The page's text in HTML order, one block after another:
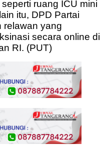
ruang ICU mini
itu, DPD Partai
relawan yang
secara online di
RI. (PUT)